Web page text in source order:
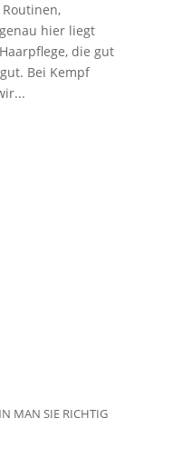
hier liegt
die gut
Bei Kempf
MAN SIE RICHTIG